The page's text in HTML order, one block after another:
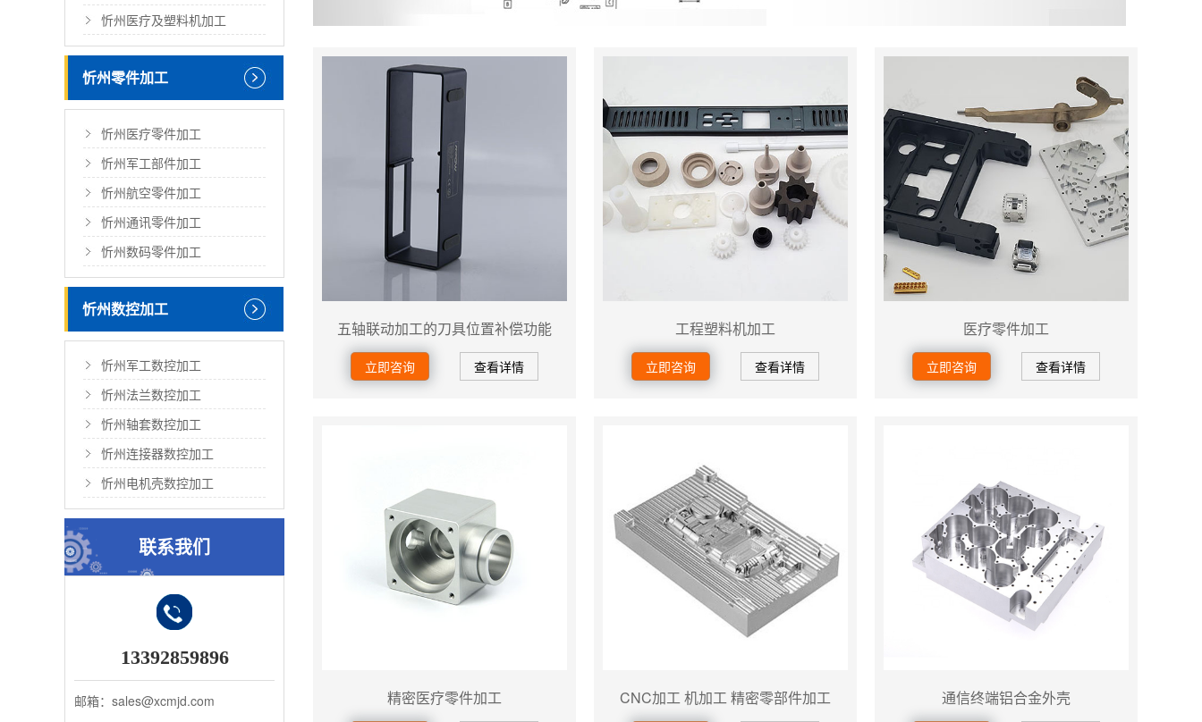
忻州医疗及塑料机加工
忻州零件加工
忻州医疗零件加工
忻州军工部件加工
忻州航空零件加工
忻州通讯零件加工
忻州数码零件加工
忻州数控加工
忻州军工数控加工
忻州法兰数控加工
忻州轴套数控加工
忻州连接器数控加工
忻州电机壳数控加工
联系我们
13392859896
邮箱：sales@xcmjd.com
五轴联动加工的刀具位置补偿功能
立即咨询 查看详情
工程塑料机加工
立即咨询 查看详情
医疗零件加工
立即咨询 查看详情
精密医疗零件加工 CNC加工 机加工 精密零部件加工 通信终端铝合金外壳